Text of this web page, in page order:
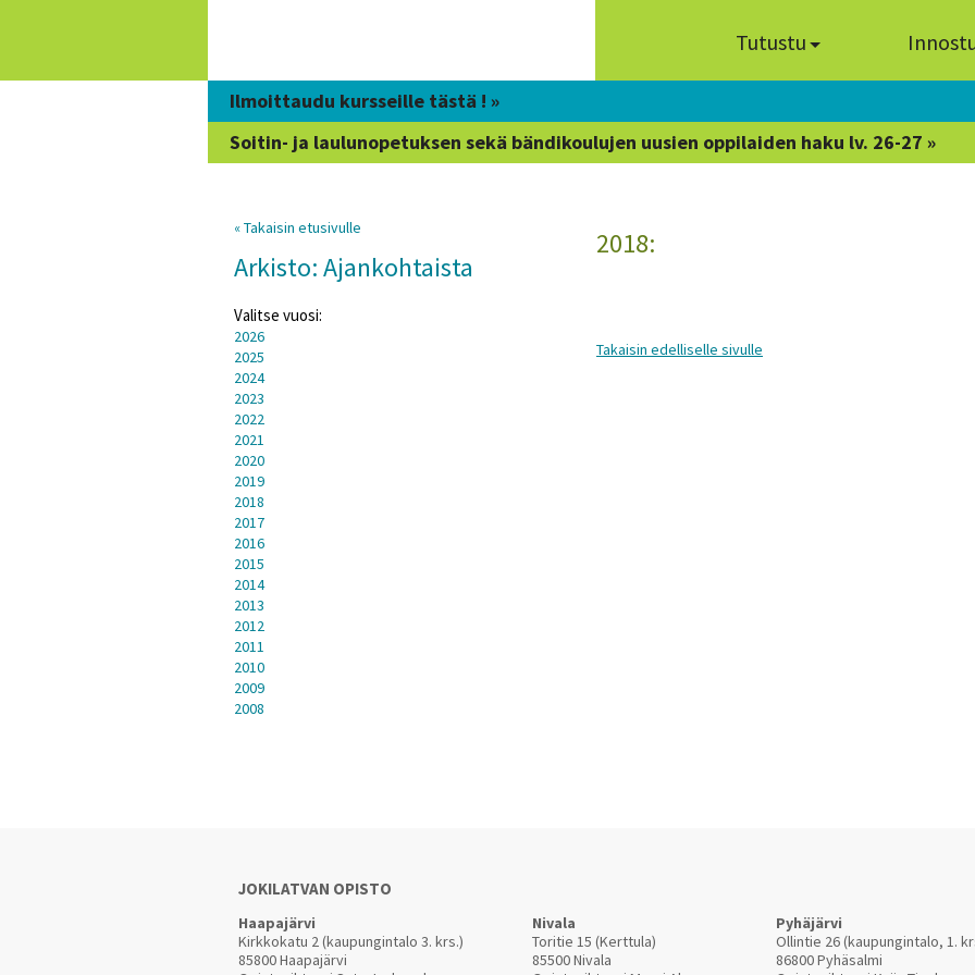
Tutustu
Ilmoittaudu kursseille tästä ! »
Soitin- ja laulunopetuksen sekä bändikoulujen uusien oppilaiden haku lv. 26-27 »
2018:
Takaisin edelliselle sivulle
« Takaisin etusivulle
Arkisto: Ajankohtaista
Valitse vuosi:
2026
2025
2024
2023
2022
2021
2020
2019
2018
2017
2016
2015
2014
2013
2012
2011
2010
2009
2008
JOKILATVAN OPISTO
Haapajärvi
Kirkkokatu 2 (kaupungintalo 3. krs.)
85800 Haapajärvi
Nivala
Toritie 15 (Kerttula)
85500 Nivala
Pyhäjärvi
Ollintie 26 (kaupungintalo, 1.
86800 Pyhäsalmi